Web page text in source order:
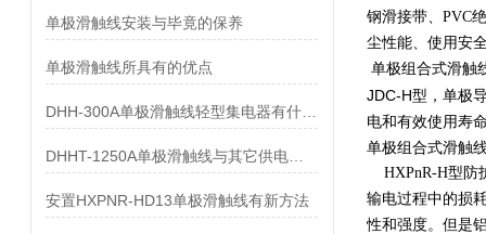
单极滑触线安装与毕竟的保养
单极滑触线所具有的优点
安置HXPNR-HD13单极滑触线有新方法
钢滑接带、PVC
尘性能、使用安
单极组合式滑触
JDC-H型，单极
电和有效使用寿
单极组合式滑触
HXPnR-H型防
输电过程中的损
性和强度。但是